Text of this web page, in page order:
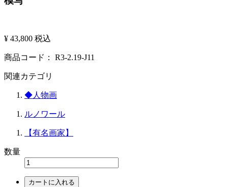
¥ 43,800 税込
商品コード： R3-2.19-J11
関連カテゴリ
◆人物画
ルノワール
【有名画家】
数量
カートに入れる